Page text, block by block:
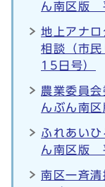
ん南区版
地上アナロ
相談（市
15日号）
農業委員
んぶん南
ふれあい
ん南区版
南区一斉